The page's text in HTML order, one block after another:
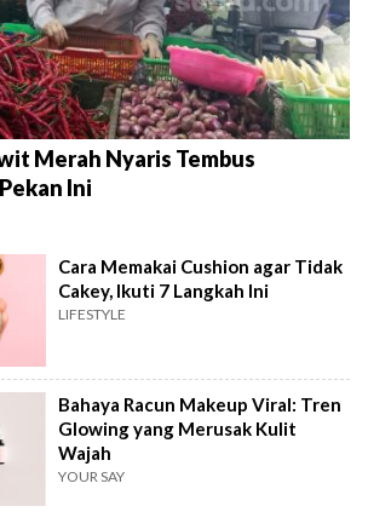
Merah Nyaris Tembus
Ini
Cara Memakai Cushion agar Tidak
Cakey, Ikuti 7 Langkah Ini
LIFESTYLE
Bahaya Racun Makeup Viral: Tren
Glowing yang Merusak Kulit
Wajah
YOUR SAY